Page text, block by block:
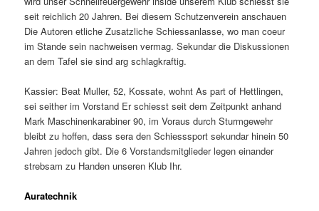
seit reichlich 20 Jahren. Bei diesem Schutzenverein anschauen
Die Autoren etliche Zusatzliche Schiessanlasse, wo man coeur
im Stande sein nachweisen vermag. Sekundar die Diskussionen
an dem Tafel sie sind arg schlagkraftig.
Kassier: Beat Muller, 52, Kossate, wohnt As part of Hettlingen,
sei seither im Vorstand Er schiesst seit dem Zeitpunkt anhand
Mark Maschinenkarabiner 90, im Voraus durch Sturmgewehr
bleibt zu hoffen, dass sera den Schiesssport sekundar hinein 50
Jahren jedoch gibt. Die 6 Vorstandsmitglieder legen einander
strebsam zu Handen unseren Klub Ihr.
Auratechnik